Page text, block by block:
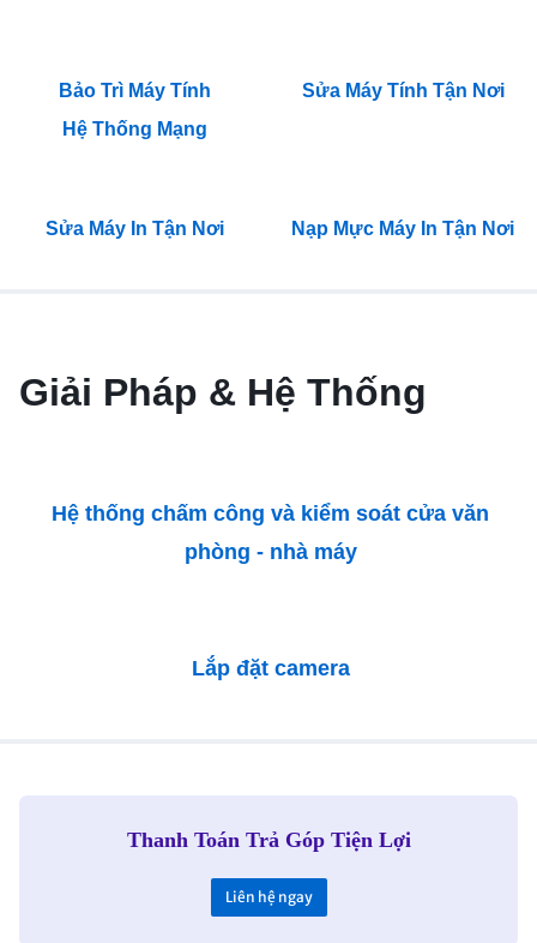
Bảo Trì Máy Tính
Hệ Thống Mạng
Sửa Máy Tính Tận Nơi
Sửa Máy In Tận Nơi Nạp Mực Máy In Tận Nơi
Giải Pháp & Hệ Thống
Hệ thống chấm công và kiểm soát cửa văn
phòng - nhà máy
Lắp đặt camera
Thanh Toán Trả Góp Tiện Lợi
Liên hệ ngay